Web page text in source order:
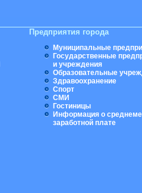
Предприятия города
Муниципальные
Государственные
и учреждения
Образовательные
Здравоохранение
Спорт
СМИ
Гостиницы
Информация о
заработной плате